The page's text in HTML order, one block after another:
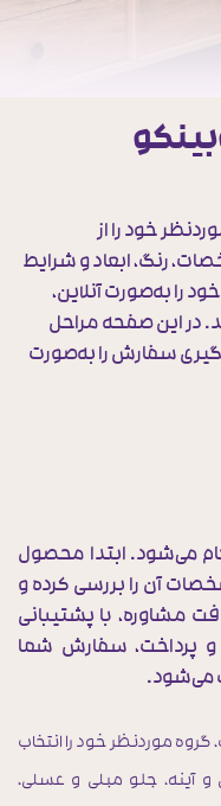
خود را از
رنگ، ابعاد و شرایط
به‌صورت آنلاین،
در این صفحه مراحل
سفارش را به‌صورت
می‌شود. ابتدا محصول
آن را بررسی کرده و
مشاوره، با پشتیبانی
پرداخت، سفارش شما
می‌شود.
موردنظر خود را انتخاب
آینه، جلو مبلی و عسلی،